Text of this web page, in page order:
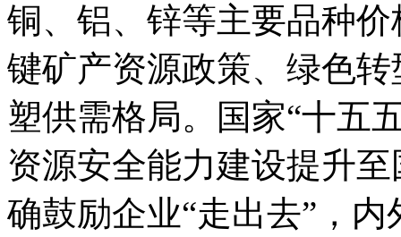
铜、铝、锌等主要品种
键矿产资源政策、绿色
塑供需格局。国家“十五
资源安全能力建设提升
确鼓励企业“走出去”，